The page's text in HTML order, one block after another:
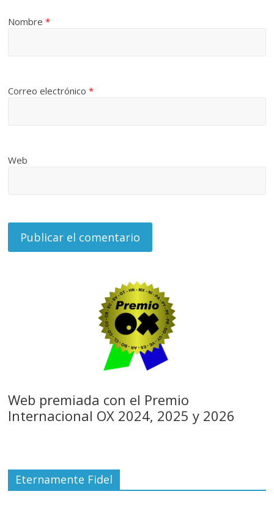
Nombre*
Correo electrónico*
Web
Web premiada con el Premio
Internacional OX 2024, 2025 y 2026
Eternamente Fidel